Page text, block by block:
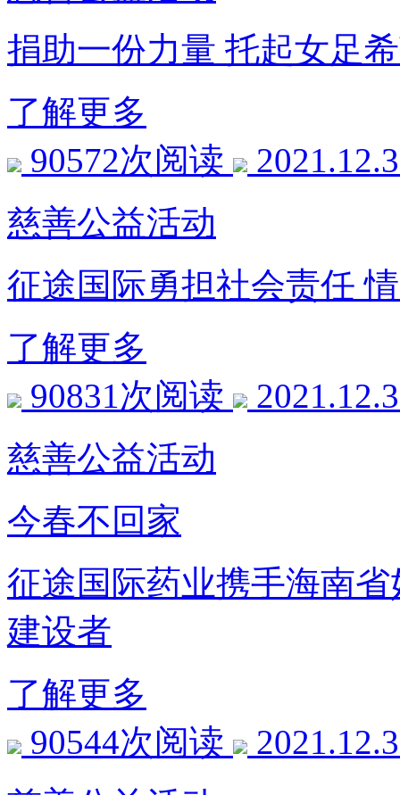
捐助一份力量 托起女足
了解更多
90572次阅读
慈善公益活动
征途国际勇担社会责任
了解更多
90831次阅读
慈善公益活动
今春不回家
征途国际药业携手海南
建设者
了解更多
90544次阅读